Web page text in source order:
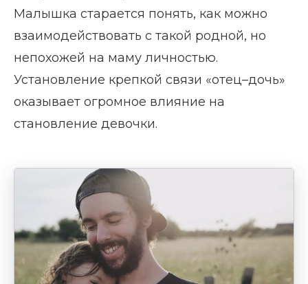
Малышка старается понять, как можно
взаимодействовать с такой родной, но
непохожей на маму личностью.
Установление крепкой связи «отец–дочь»
оказывает огромное влияние на
становление девочки.